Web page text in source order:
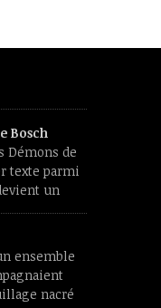
Bosch
Démons de
texte parmi
un
dans les
et aura des
de
dans
devant
ensemble
nacré